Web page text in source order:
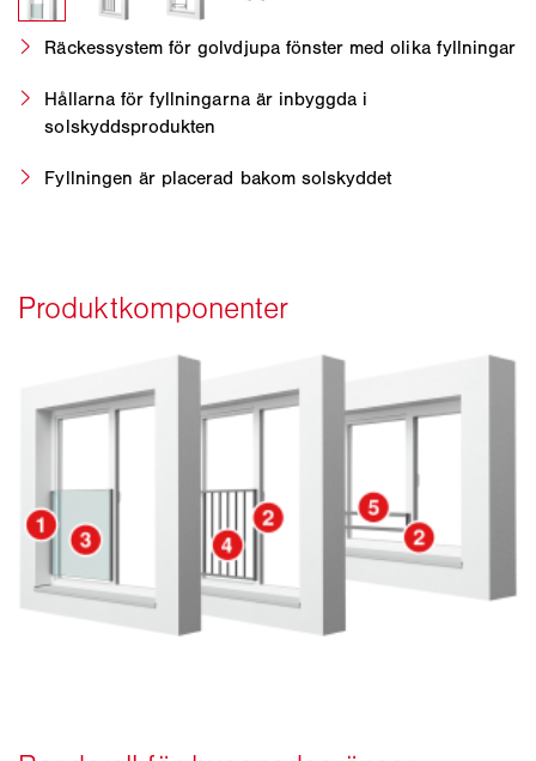
Räckessystem för golvdjupa fönster med olika fyllningar
Hållarna för fyllningarna är inbyggda i
solskyddsprodukten
Fyllningen är placerad bakom solskyddet